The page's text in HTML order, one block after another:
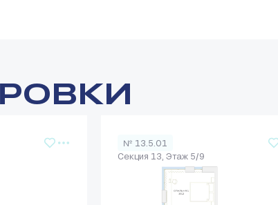
№ 13.5.01
Секция 13, Этаж 5/9